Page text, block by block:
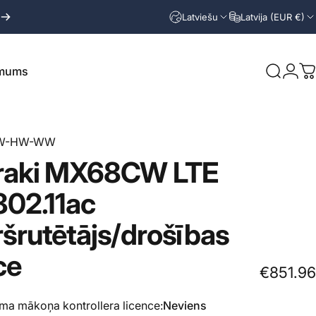
Latviešu Latvija (EUR €)
Meklēt
HW-WW
MX68CWLTE
drošības
€851.96
mākoņa kontrollera licence
mākoņa kontrollera licence:Neviens